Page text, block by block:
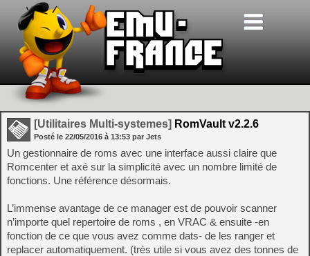
[Utilitaires Multi-systemes] RomVault v2.2.6
Posté le 22/05/2016 à 13:53 par Jets
Un gestionnaire de roms avec une interface aussi claire que
Romcenter et axé sur la simplicité avec un nombre limité de
fonctions. Une référence désormais.
L’immense avantage de ce manager est de pouvoir scanner
n’importe quel repertoire de roms , en VRAC & ensuite -en
fonction de ce que vous avez comme dats- de les ranger et
replacer automatiquement. (très utile si vous avez des tonnes de